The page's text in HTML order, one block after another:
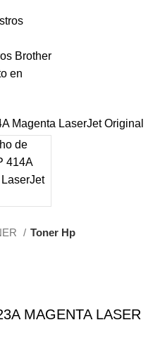
Toner Hp
MAGENTA LASER